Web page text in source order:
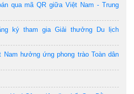
qua mã QR giữa Việt Nam - Trung
ký tham gia Giải thưởng Du lịch
hưởng ứng phong trào Toàn dân